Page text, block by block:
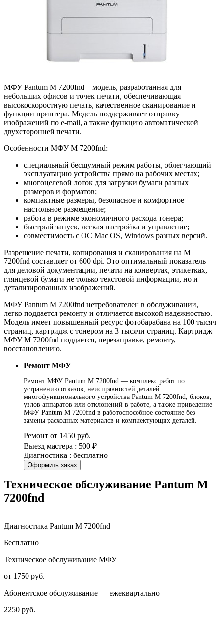
МФУ Pantum M 7200fnd – модель, разработанная для
небольших офисов и точек печати, обеспечивающая
высокоскоростную печать, качественное сканирование и
функции принтера. Модель поддерживает отправку
изображений по e-mail, а также функцию автоматической
двухсторонней печати.
Особенности МФУ M 7200fnd:
специальный бесшумный режим работы, облегчающий
эксплуатацию устройства прямо на рабочих местах;
многоцелевой лоток для загрузки бумаги разных
размеров и форматов;
компактные размеры, безопасное и комфортное
настольное размещение;
работа в режиме экономичного расхода тонера;
быстрый запуск, легкая настройка и управление;
совместимость с ОС Mac OS, Windows разных версий.
Разрешение печати, копирования и сканирования на M
7200fnd составляет от 600 dpi. Это оптимальный показатель
для деловой документации, печати на конвертах, этикетках,
глянцевой бумаги не только текстовой информации, но и
детализированных изображений.
МФУ Pantum M 7200fnd нетребователен в обслуживании,
легко поддается ремонту и отличается высокой надежностью.
Модель имеет повышенный ресурс фотобарабана на 100 тысяч
страниц, картридж с тонером на 3 тысячи страниц. Картридж
МФУ M 7200fnd поддается, перезаправке, ремонту,
восстановлению.
Ремонт МФУ
Ремонт МФУ Pantum M 7200fnd — комплекс работ по
устранению отказов, неисправностей деталей
многофункционального устройства Pantum M 7200fnd, блоков,
узлов аппаратов или отклонений в работе, а также приведение
МФУ Pantum M 7200fnd в работоспособное состояние без
замены расходных материалов и комплектующих деталей.
Ремонт от 1450 руб.
Выезд мастера : 500 ₽
Диагностика : бесплатно
Оформить заказ
Техническое обслуживание Pantum M
7200fnd
Диагностика Pantum M 7200fnd
Бесплатно
Техническое обслуживание МФУ
от 1750 руб.
Абонентское обслуживание — ежеквартально
2250 руб.